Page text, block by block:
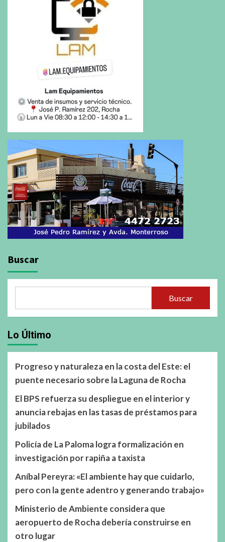
Buscar
Buscar
Lo Último
Progreso y naturaleza en la costa del Este: el
puente necesario sobre la Laguna de Rocha
El BPS refuerza su despliegue en el interior y
anuncia rebajas en las tasas de préstamos para
jubilados
Policía de La Paloma logra formalización en
investigación por rapiña a taxista
Aníbal Pereyra: «El ambiente hay que cuidarlo,
pero con la gente adentro y generando trabajo»
Ministerio de Ambiente considera que
aeropuerto de Rocha debería construirse en
otro lugar